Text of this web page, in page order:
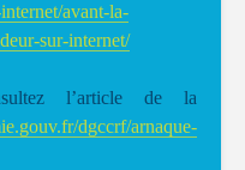
avant-la-
sur-internet/
l’article de la
dgccrf/arnaque-